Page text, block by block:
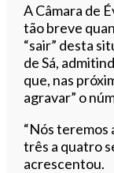
A Câmara de
tão breve
“sair” desta
de Sá,
que, nas
agravar” o
“Nós teremos
três a quatro
acrescentou.